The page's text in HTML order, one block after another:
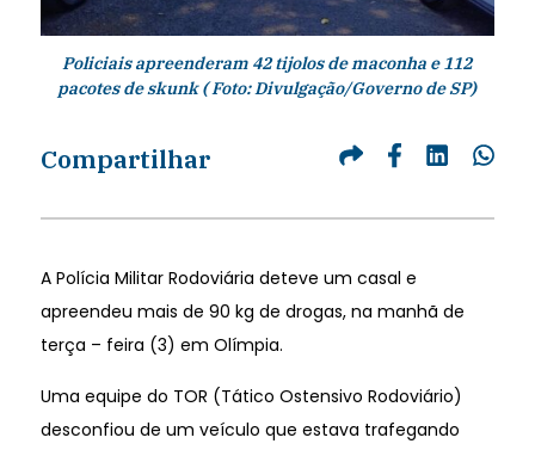
Policiais apreenderam 42 tijolos de maconha e 112
pacotes de skunk ( Foto: Divulgação/Governo de SP)
Compartilhar
A Polícia Militar Rodoviária deteve um casal e
apreendeu mais de 90 kg de drogas, na manhã de
terça – feira (3) em Olímpia.
Uma equipe do TOR (Tático Ostensivo Rodoviário)
desconfiou de um veículo que estava trafegando